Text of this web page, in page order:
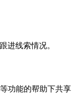
进线索情况。
功能的帮助下共享